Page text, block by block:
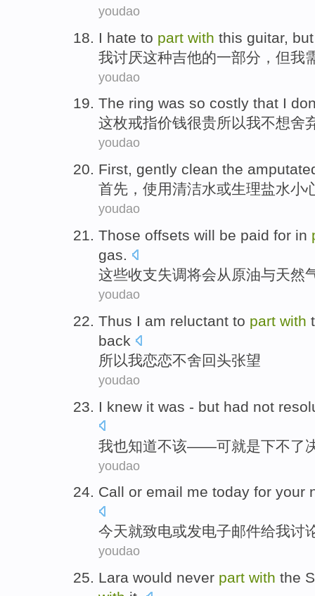
youdao
I hate to part with this guitar, but
我讨厌这种吉他的一部分 ， 但我
youdao
The ring was so costly that I
这枚戒指价钱很贵所以我不想舍
youdao
First, gently clean the
首先 ，使用清洁水或生理盐水小
youdao
Those offsets will be paid for in
gas.
这些收支失调将会从 原油与天然
youdao
Thus I am reluctant to part with
back
所以我恋恋不舍回头张望
youdao
I knew it was - but had not
我也知道不该——可就是下不了
youdao
Call or email me today for your
今天就致电或发电子邮件给我讨
youdao
Lara would never part with the